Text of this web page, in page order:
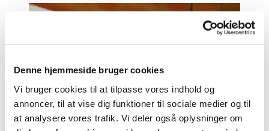
Denne hjemmeside bruger cookies
Vi bruger cookies til at tilpasse vores indhold og
annoncer, til at vise dig funktioner til sociale medier og til
at analysere vores trafik. Vi deler også oplysninger om
Musik